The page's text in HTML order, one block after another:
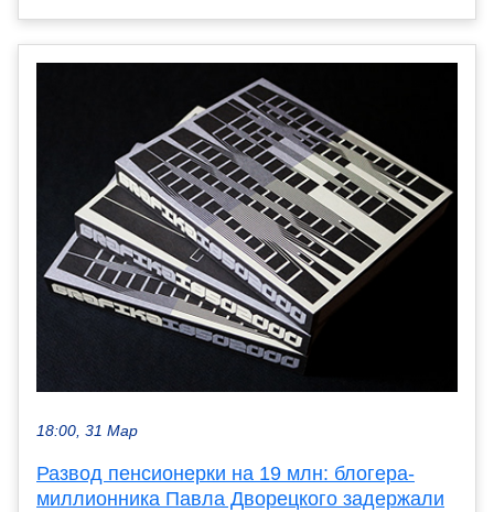
18:00, 31 Мар
Развод пенсионерки на 19 млн: блогера-
миллионника Павла Дворецкого задержали